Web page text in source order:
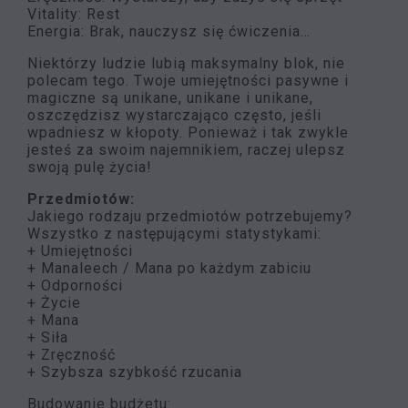
Vitality: Rest
Energia: Brak, nauczysz się ćwiczenia…
Niektórzy ludzie lubią maksymalny blok, nie
polecam tego. Twoje umiejętności pasywne i
magiczne są unikane, unikane i unikane,
oszczędzisz wystarczająco często, jeśli
wpadniesz w kłopoty. Ponieważ i tak zwykle
jesteś za swoim najemnikiem, raczej ulepsz
swoją pulę życia!
Przedmiotów:
Jakiego rodzaju przedmiotów potrzebujemy?
Wszystko z następującymi statystykami:
+ Umiejętności
+ Manaleech / Mana po każdym zabiciu
+ Odporności
+ Życie
+ Mana
+ Siła
+ Zręczność
+ Szybsza szybkość rzucania
Budowanie budżetu: